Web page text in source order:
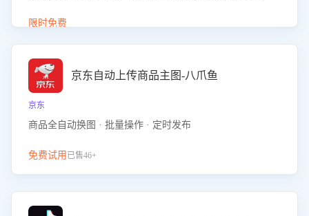
初始化时间，助力企业快速启动智能客服训练
限时免费
京东自动上传商品主图-八爪鱼
京东
商品全自动换图 · 批量操作 · 定时发布
免费试用 已售46+